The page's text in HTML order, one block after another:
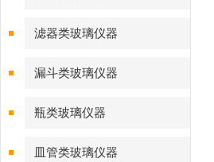
滤器类玻璃仪器
漏斗类玻璃仪器
瓶类玻璃仪器
皿管类玻璃仪器